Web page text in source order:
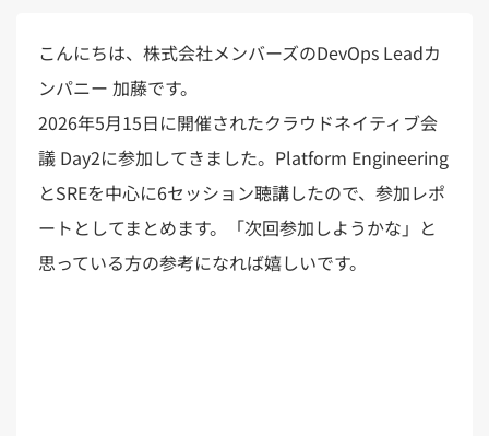
こんにちは、株式会社メンバーズのDevOps Leadカ
ンパニー 加藤です。
2026年5月15日に開催されたクラウドネイティブ会
議 Day2に参加してきました。Platform Engineering
とSREを中心に6セッション聴講したので、参加レポ
ートとしてまとめます。「次回参加しようかな」と
思っている方の参考になれば嬉しいです。